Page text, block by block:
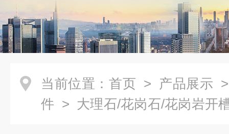
当前位置： 首页 > 产品展示
件 > 大理石/花岗石/花岗岩开